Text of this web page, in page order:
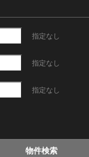
指定なし
指定なし
指定なし
物件検索